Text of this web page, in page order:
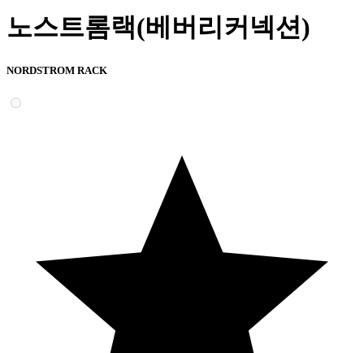
노스트롬랙(베버리커넥션)
NORDSTROM RACK